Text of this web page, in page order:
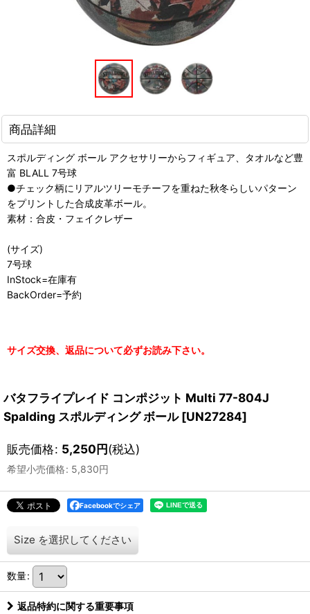
商品詳細
スポルディング ボール アクセサリーからフィギュア、タオルなど豊
富 BLALL 7号球
●チェック柄にリアルツリーモチーフを重ねた秋冬らしいパターン
をプリントした合成皮革ボール。
素材：合皮・フェイクレザー
(サイズ)
7号球
InStock=在庫有
BackOrder=予約
サイズ交換、返品について必ずお読み下さい。
バタフライプレイド コンポジット Multi 77-804J
Spalding スポルディング ボール [UN27284]
販売価格: 5,250円(税込)
希望小売価格: 5,830円
Facebookでシェア
Size を選択してください
数量:
返品特約に関する重要事項